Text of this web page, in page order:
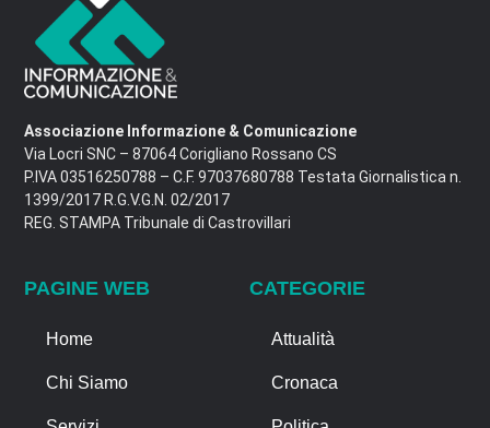
Associazione Informazione & Comunicazione
Via Locri SNC – 87064 Corigliano Rossano CS
P.IVA 03516250788 – C.F. 97037680788 Testata Giornalistica n.
1399/2017 R.G.V.G.N. 02/2017
REG. STAMPA Tribunale di Castrovillari
PAGINE WEB
Home
Chi Siamo
CATEGORIE
Attualità
Cronaca